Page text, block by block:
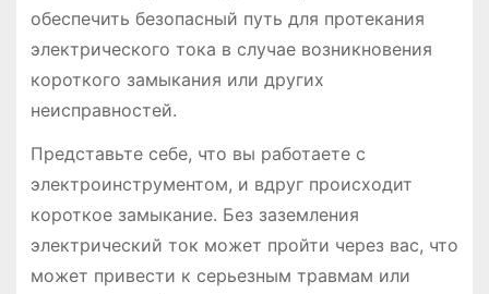
обеспечить безопасный путь для протекания
электрического тока в случае возникновения
короткого замыкания или других
неисправностей.
Представьте себе, что вы работаете с
электроинструментом, и вдруг происходит
короткое замыкание. Без заземления
электрический ток может пройти через вас, что
может привести к серьезным травмам или